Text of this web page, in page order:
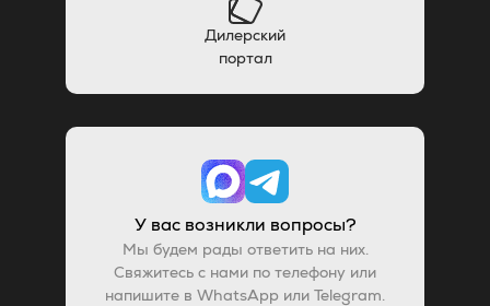
Дилерский
портал
У вас возникли вопросы?
Мы будем рады ответить на них.
Свяжитесь с нами по телефону или
напишите в WhatsApp или Telegram.